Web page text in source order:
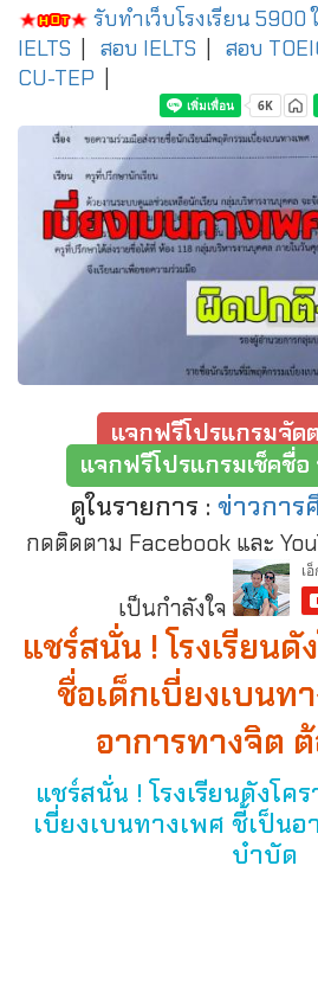
รับทำเว็บโรงเรียน 5900
IELTS
สอบ IELTS สอบ
CU-TEP
แจกฟรีโปรแกรมจัด
แจกฟรีโปรแกรมเช็คชื่
ดูในรายการ : ข่าวการ
กดติดตาม Facebook และ
เป็นกำลังใจ
แชร์สนั่น ! โรงเรียนดั
ชื่อเด็กเบี่ยงเบนท
อาการทางจิต
แชร์สนั่น ! โรงเรียนดังโค
เบี่ยงเบนทางเพศ ชี้เป็น
บำบัด